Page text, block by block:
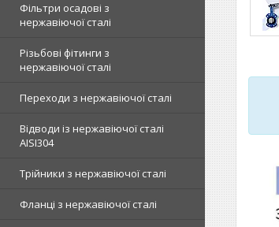
Фільтри осадові з
нержавіючої сталі
Різьбові фітинги з
нержавіючої сталі
Переходи з нержавіючої сталі
Відводи із нержавіючої сталі
AISI304
Трійники з нержавіючої сталі
Фланці з нержавіючої сталі